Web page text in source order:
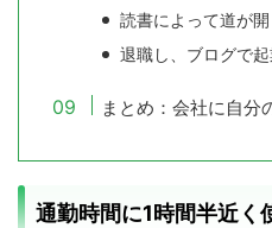
読書によって道が開
退職し、ブログで
まとめ：会社に自分
通勤時間に1時間半近く